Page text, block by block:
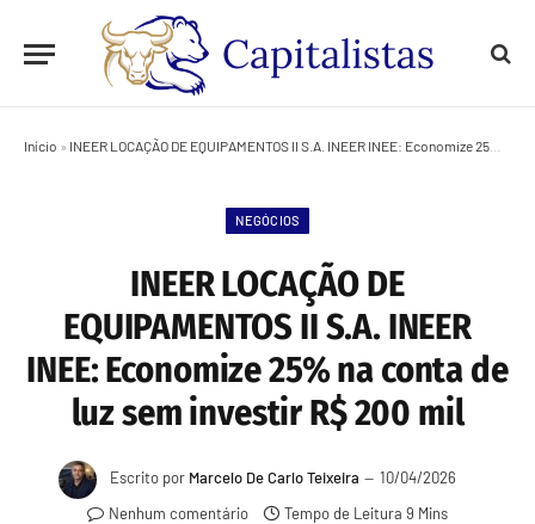
Início » INEER LOCAÇÃO DE EQUIPAMENTOS II S.A. INEER INEE: Economize 25% na conta de luz sem investir R$ 200 mil
NEGÓCIOS
INEER LOCAÇÃO DE
EQUIPAMENTOS II S.A. INEER
INEE: Economize 25% na conta de
luz sem investir R$ 200 mil
Escrito por Marcelo De Carlo Teixeira
10/04/2026
Nenhum comentário
Tempo de Leitura 9 Mins